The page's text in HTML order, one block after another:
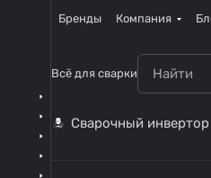
Бренды Компания
Всё для сварки
Сварочный инвертор